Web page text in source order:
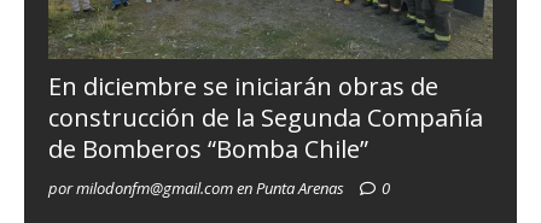
En diciembre se iniciarán obras de
construcción de la Segunda Compañía
de Bomberos “Bomba Chile”
por milodonfm@gmail.com en Punta Arenas 0